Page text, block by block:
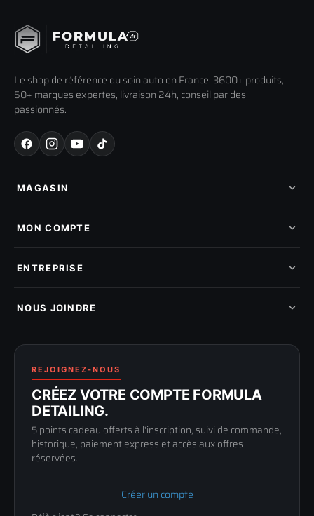
Le shop de référence du soin auto en France. 3600+ produits,
50+ marques expertes, livraison 24h, conseil par des
passionnés.
MAGASIN
Nos marques
Pads de polissage
Pièces détachées
MON COMPTE
Mes tickets SAV
Mon parrainage
Programme fidelite
ENTREPRISE
Compte pro
Politique de retour
Conditions générales
Mentions légales
Confidentialité
NOUS JOINDRE
89100 SENS
03 73 61 02 02
Lun-Ven
9h-12h / 14h-17h
REJOIGNEZ-NOUS
CRÉEZ VOTRE COMPTE FORMULA
DETAILING.
5 points cadeau offerts à l'inscription, suivi de commande,
historique, paiement express et accès aux offres
réservées.
Créer un compte